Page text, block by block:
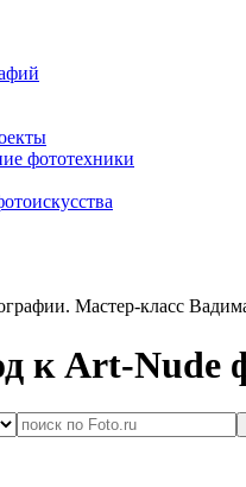
фототехники
Мастер-класс
к Art-Nude